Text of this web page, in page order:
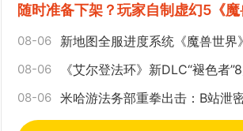
随时准备下架？玩家自制虚幻5《
08-06 新地图全服进度系统《魔兽世
08-06 《艾尔登法环》新DLC“褪色者
08-06 米哈游法务部重拳出击：B站泄